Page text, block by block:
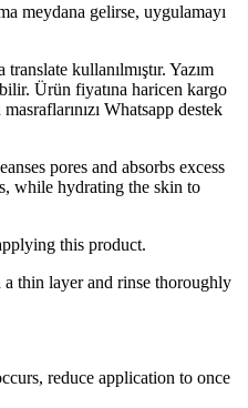
meydana gelirse, uygulamayı
kullanılmıştır. Yazım
Ürün fiyatına haricen kargo
Whatsapp destek
pores and absorbs excess
while hydrating the skin to
this product.
thin layer and rinse thoroughly
reduce application to once